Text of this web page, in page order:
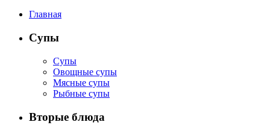
Главная
Супы
Супы
Овощные супы
Мясные супы
Рыбные супы
Вторые блюда